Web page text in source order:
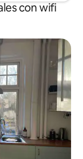
con wifi